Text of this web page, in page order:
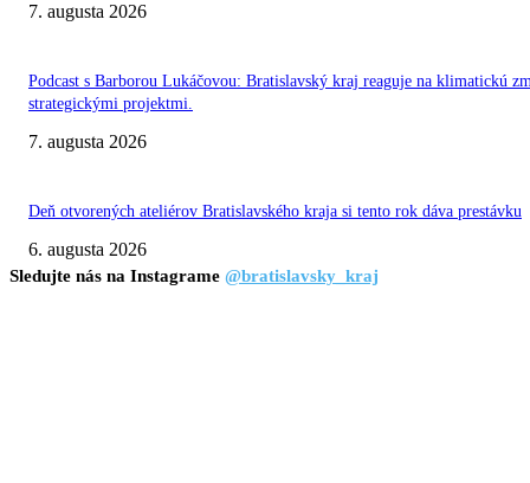
7. augusta 2026
Podcast s Barborou Lukáčovou: Bratislavský kraj reaguje na klimatickú
strategickými projektmi.
7. augusta 2026
Deň otvorených ateliérov Bratislavského kraja si tento rok dáva prestávku
6. augusta 2026
Sledujte nás na Instagrame @bratislavsky_kraj